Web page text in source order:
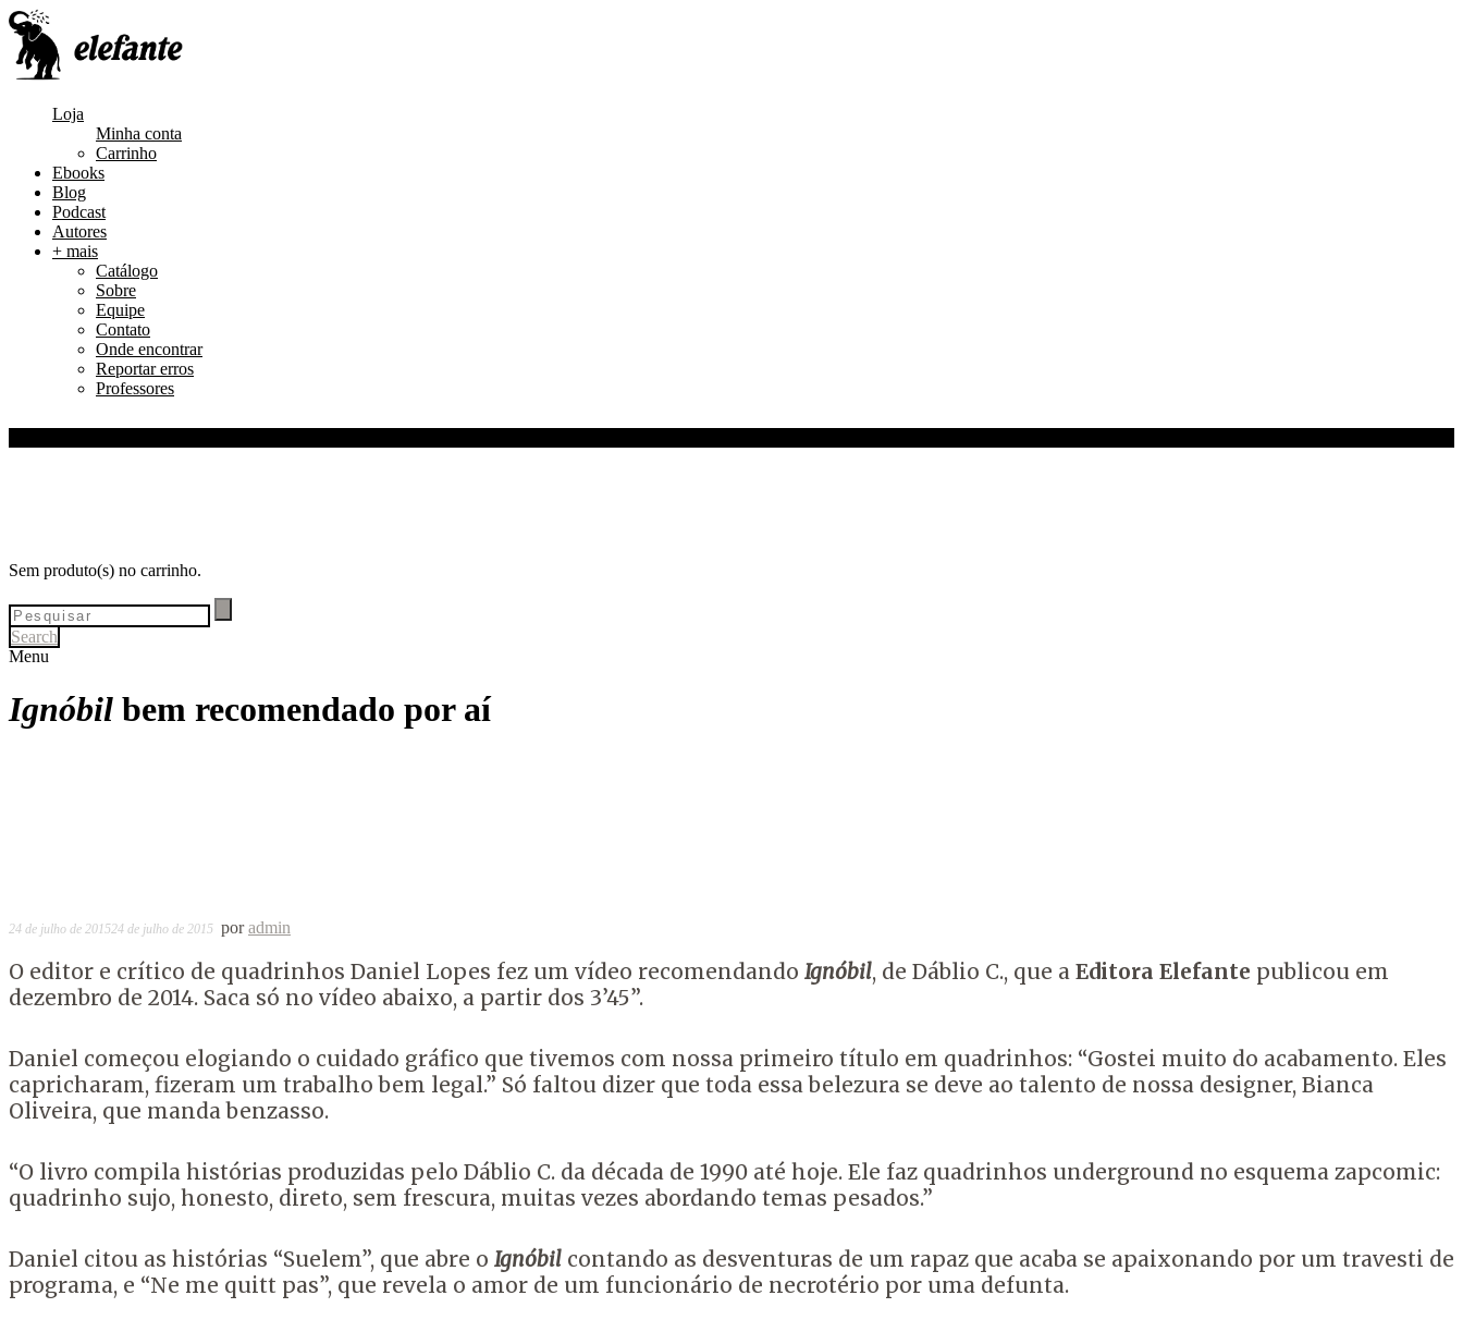
Loja
Minha conta
Carrinho
Ebooks
Blog
Podcast
Autores
+ mais
Catálogo
Sobre
Equipe
Contato
Onde encontrar
Reportar erros
Professores
Sem produto(s) no carrinho.
Search
Menu
Ignóbil bem recomendado por aí
24 de julho de 201524 de julho de 2015 poradmin
O editor e crítico de quadrinhos Daniel Lopes fez um vídeo recomendando Ignóbil, de Dáblio C., que a Editora Elefante publicou em
dezembro de 2014. Saca só no vídeo abaixo, a partir dos 3’45”.
Daniel começou elogiando o cuidado gráfico que tivemos com nossa primeiro título em quadrinhos: “Gostei muito do acabamento. Eles
capricharam, fizeram um trabalho bem legal.” Só faltou dizer que toda essa belezura se deve ao talento de nossa designer, Bianca
Oliveira, que manda benzasso.
“O livro compila histórias produzidas pelo Dáblio C. da década de 1990 até hoje. Ele faz quadrinhos underground no esquema zapcomic:
quadrinho sujo, honesto, direto, sem frescura, muitas vezes abordando temas pesados.”
Daniel citou as histórias “Suelem”, que abre o Ignóbil contando as desventuras de um rapaz que acaba se apaixonando por um travesti de
programa, e “Ne me quitt pas”, que revela o amor de um funcionário de necrotério por uma defunta.